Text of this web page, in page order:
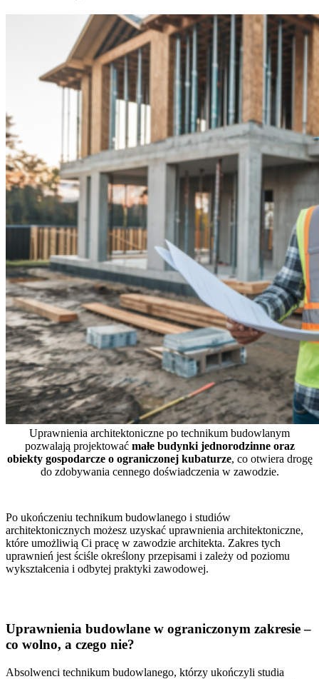
Uprawnienia architektoniczne po technikum budowlanym
pozwalają projektować małe budynki jednorodzinne oraz
obiekty gospodarcze o ograniczonej kubaturze, co otwiera drogę
do zdobywania cennego doświadczenia w zawodzie.
Po ukończeniu technikum budowlanego i studiów
architektonicznych możesz uzyskać uprawnienia architektoniczne,
które umożliwią Ci pracę w zawodzie architekta. Zakres tych
uprawnień jest ściśle określony przepisami i zależy od poziomu
wykształcenia i odbytej praktyki zawodowej.
Uprawnienia budowlane w ograniczonym zakresie –
co wolno, a czego nie?
Absolwenci technikum budowlanego, którzy ukończyli studia